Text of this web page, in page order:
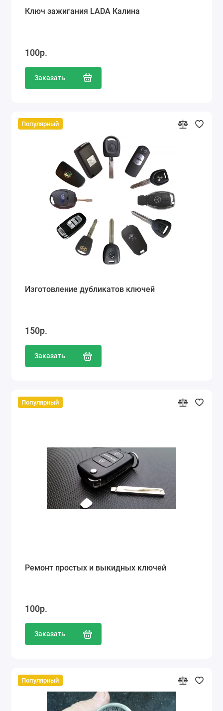
Ключ зажигания LADA Калина
100р.
Заказать
Популярный
Изготовление дубликатов ключей
150р.
Заказать
Популярный
Ремонт простых и выкидных ключей
100р.
Заказать
Популярный